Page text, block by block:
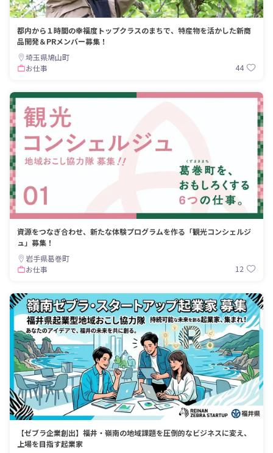
都内から１時間の幸福度トップクラスのまちで、特産物を活かした新商
品開発＆PRメンバー募集！
埼玉県鳩山町
お仕事
44
資源をつなぎ合わせ、新たな体験プログラムを作る「観光コンシェルジ
ュ」募集！
岩手県葛巻町
お仕事
12
【ゼブラ企業創出】福井・嶺南の地域課題を圧倒的なビジネスに変え、
上場を目指す起業家